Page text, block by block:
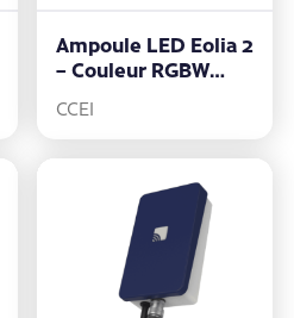
Ampoule LED Eolia 2
– Couleur RGBW
CCEI